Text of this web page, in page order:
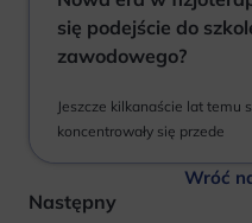
się podejście do
zawodowego?
Jeszcze kilkanaście lat
koncentrowały się przede
Wróć
Następny